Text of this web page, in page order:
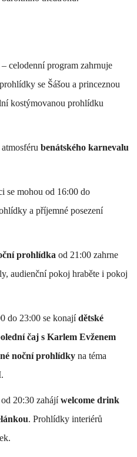
– celodenní program zahrnuje
se Šášou a princeznou
kostýmovanou prohlídku
benátského karnevalu
se mohou od 16:00 do
a příjemné posezení
prohlídka od 21:00 zahrne
audienční pokoj hraběte i pokoj
do 23:00 se konajídětské
čaj s Karlem Evženem
noční prohlídky na téma
20:30 zahájíwelcome drink
. Prohlídky interiérů